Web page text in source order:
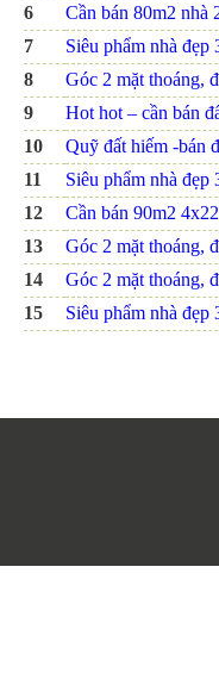
6
Cần bán 80m2 nhà
7
Siêu phẩm nhà
8
Góc 2 mặt thoáng,
9
Hot hot – cần bán
10
Quỹ đất hiếm -bán
11
Siêu phẩm nhà
12
Cần bán 90m2
13
Góc 2 mặt thoáng,
14
Góc 2 mặt thoáng,
15
Siêu phẩm nhà